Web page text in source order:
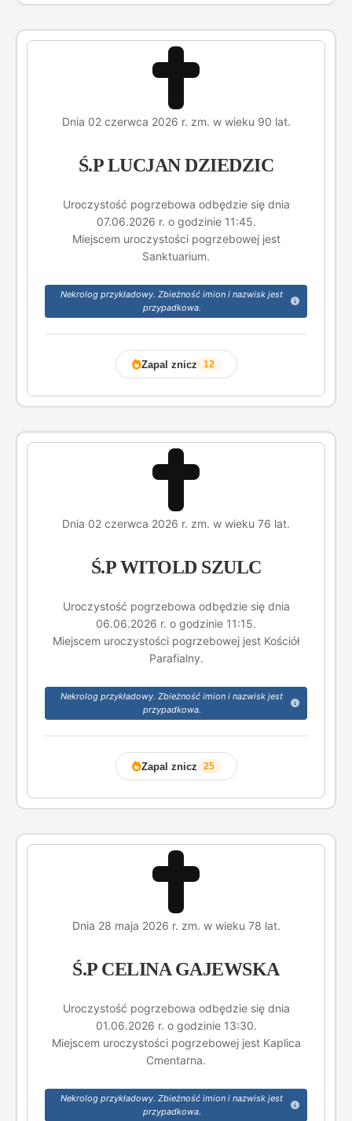
Dnia 02 czerwca 2026 r. zm. w wieku 90 lat.
Ś.P LUCJAN DZIEDZIC
Uroczystość pogrzebowa odbędzie się dnia
07.06.2026 r. o godzinie 11:45.
Miejscem uroczystości pogrzebowej jest
Sanktuarium.
Nekrolog przykładowy. Zbieżność imion i nazwisk jest
przypadkowa.
Zapal znicz 12
Dnia 02 czerwca 2026 r. zm. w wieku 76 lat.
Ś.P WITOLD SZULC
Uroczystość pogrzebowa odbędzie się dnia
06.06.2026 r. o godzinie 11:15.
Miejscem uroczystości pogrzebowej jest Kościół
Parafialny.
Nekrolog przykładowy. Zbieżność imion i nazwisk jest
przypadkowa.
Zapal znicz 25
Dnia 28 maja 2026 r. zm. w wieku 78 lat.
Ś.P CELINA GAJEWSKA
Uroczystość pogrzebowa odbędzie się dnia
01.06.2026 r. o godzinie 13:30.
Miejscem uroczystości pogrzebowej jest Kaplica
Cmentarna.
Nekrolog przykładowy. Zbieżność imion i nazwisk jest
przypadkowa.